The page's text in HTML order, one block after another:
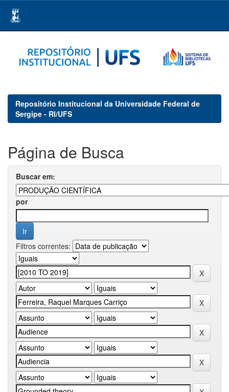
navigation
Repositório Institucional da Universidade Federal de
Sergipe - RI/UFS
Página de Busca
Buscar em:
por
Filtros correntes: